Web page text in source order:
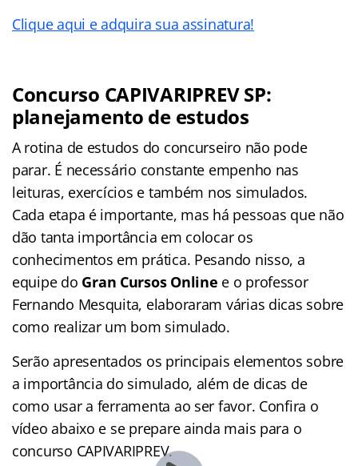
Clique aqui e adquira sua assinatura!
Concurso CAPIVARIPREV SP:
planejamento de estudos
A rotina de estudos do concurseiro não pode
parar. É necessário constante empenho nas
leituras, exercícios e também nos simulados.
Cada etapa é importante, mas há pessoas que não
dão tanta importância em colocar os
conhecimentos em prática. Pesando nisso, a
equipe do Gran Cursos Online e o professor
Fernando Mesquita, elaboraram várias dicas sobre
como realizar um bom simulado.
Serão apresentados os principais elementos sobre
a importância do simulado, além de dicas de
como usar a ferramenta ao ser favor. Confira o
vídeo abaixo e se prepare ainda mais para o
concurso CAPIVARIPREV.